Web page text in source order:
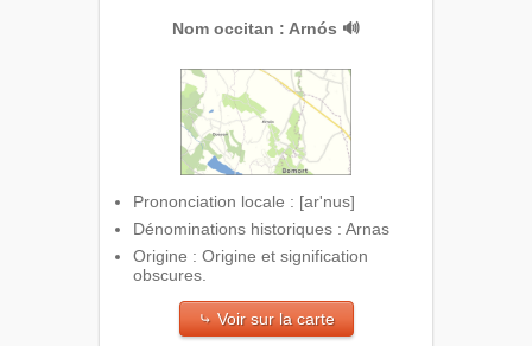
Nom occitan : Arnós 🔊
Prononciation locale : [ar'nus]
Dénominations historiques : Arnas
Origine : Origine et signification
obscures.
⤷ Voir sur la carte